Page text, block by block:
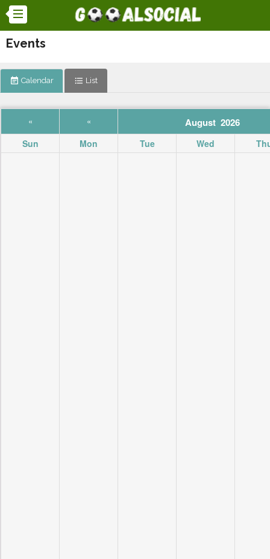
Events
event_note Calendar format_list_bulleted List
« « August 2026
Sun Mon Tue Wed